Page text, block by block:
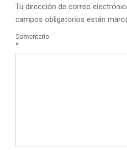
Tu dirección de correo
campos obligatorios están
Comentario
*